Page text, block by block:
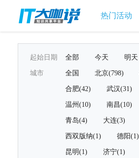
热门活动
起始日期 全部 今天 明天
城市 全国 北京(798)
合肥(42) 武汉(31)
温州(10) 南昌(10)
青岛(4) 大连(3)
西双版纳(1) 德阳(1)
昆明(1) 济宁(1)